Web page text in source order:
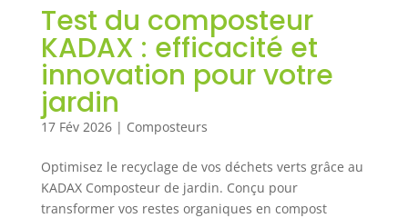
Test du composteur
KADAX : efficacité et
innovation pour votre
jardin
17 Fév 2026| Composteurs
Optimisez le recyclage de vos déchets verts grâce au
KADAX Composteur de jardin. Conçu pour
transformer vos restes organiques en compost